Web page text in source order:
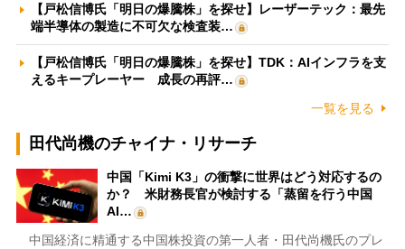
【戸松信博氏「明日の爆騰株」を探せ】レーザーテック：最先
端半導体の製造に不可欠な検査装…
【戸松信博氏「明日の爆騰株」を探せ】TDK：AIインフラを支
えるキープレーヤー 成長の再評…
一覧を見る
田代尚機のチャイナ・リサーチ
中国「Kimi K3」の衝撃に世界はどう対応するの
か？ 米財務長官が検討する「蒸留を行う中国
AI…
中国経済に精通する中国株投資の第一人者・田代尚機氏のプレ